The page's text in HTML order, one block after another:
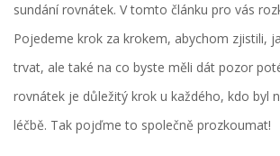
sundání rovnátek. V tomto článku pro vás
Pojedeme krok za krokem, abychom zjistili,
trvat, ale také na co byste měli dát pozor
rovnátek je důležitý krok u každého, kdo byl
léčbě. Tak pojďme to společně prozkoumat!